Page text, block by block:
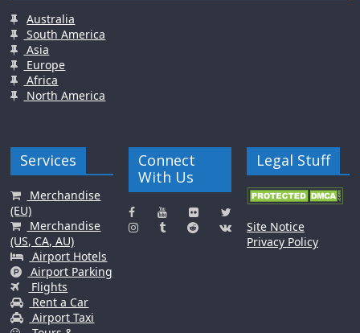
Australia
South America
Asia
Europe
Africa
North America
Services
Merchandise
(EU)
Merchandise
(US, CA, AU)
Airport Hotels
Airport Parking
Flights
Rent a Car
Airport Taxi
Connect
With Us
Legal Stuff
Site Notice
Privacy Policy